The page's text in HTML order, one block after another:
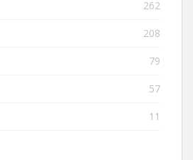
262
208
79
57
11